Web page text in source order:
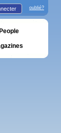
oublié?
People